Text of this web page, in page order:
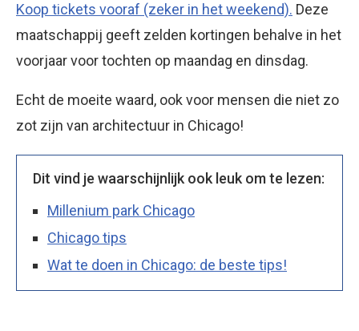
Koop tickets vooraf (zeker in het weekend). Deze
maatschappij geeft zelden kortingen behalve in het
voorjaar voor tochten op maandag en dinsdag.
Echt de moeite waard, ook voor mensen die niet zo
zot zijn van architectuur in Chicago!
Dit vind je waarschijnlijk ook leuk om te lezen:
Millenium park Chicago
Chicago tips
Wat te doen in Chicago: de beste tips!